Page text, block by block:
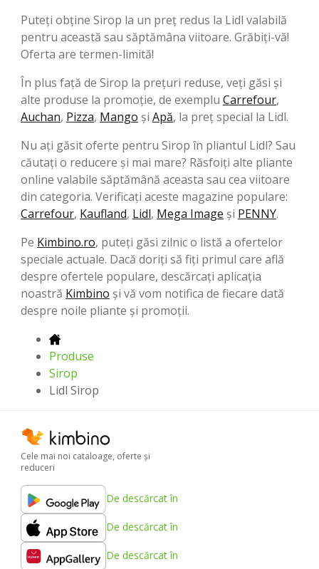
Puteți obține Sirop la un preț redus la Lidl valabilă
pentru această sau săptămâna viitoare. Grăbiți-vă!
Oferta are termen-limită!
În plus față de Sirop la prețuri reduse, veți găsi și
alte produse la promoție, de exemplu Carrefour,
Auchan, Pizza, Mango şi Apă, la preț special la Lidl.
Nu ați găsit oferte pentru Sirop în pliantul Lidl? Sau
căutați o reducere și mai mare? Răsfoiți alte pliante
online valabile săptămână aceasta sau cea viitoare
din categoria. Verificați aceste magazine populare:
Carrefour, Kaufland, Lidl, Mega Image şi PENNY.
Pe Kimbino.ro, puteți găsi zilnic o listă a ofertelor
speciale actuale. Dacă doriți să fiți primul care află
despre ofertele populare, descărcați aplicația
noastră Kimbino și vă vom notifica de fiecare dată
despre noile pliante și promoții.
Produse
Sirop
Lidl Sirop
Cele mai noi cataloage, oferte şi
reduceri
De descărcat în
De descărcat în
De descărcat în